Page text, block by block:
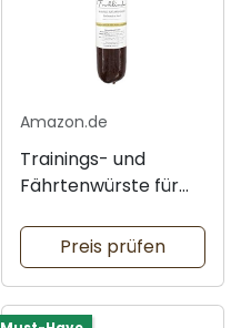
Amazon.de
Trainings- und
Fährtenwürste für
Preis prüfen